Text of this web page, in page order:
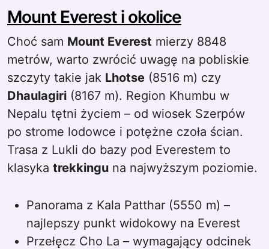
Mount Everest i okolice
Choć sam Mount Everest mierzy 8848
metrów, warto zwrócić uwagę na pobliskie
szczyty takie jak Lhotse (8516 m) czy
Dhaulagiri (8167 m). Region Khumbu w
Nepalu tętni życiem – od wiosek Szerpów
po strome lodowce i potężne czoła ścian.
Trasa z Lukli do bazy pod Everestem to
klasyka trekkingu na najwyższym poziomie.
Panorama z Kala Patthar (5550 m) –
najlepszy punkt widokowy na Everest
Przełęcz Cho La – wymagający odcinek